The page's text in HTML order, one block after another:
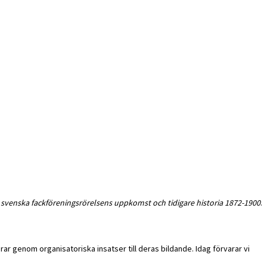
fackföreningsrörelsens uppkomst och tidigare historia 1872-1900.
genom organisatoriska insatser till deras bildande. Idag förvarar vi